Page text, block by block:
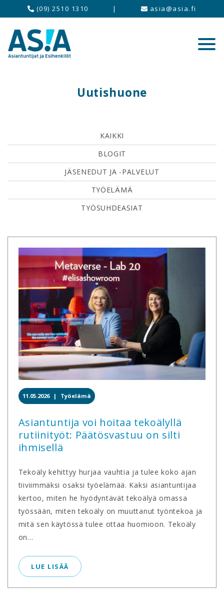
(09) 2510 1310 | asia@asia.fi
Uutishuone
KAIKKI
BLOGIT
JÄSENEDUT JA -PALVELUT
TYÖELÄMÄ
TYÖSUHDEASIAT
11.05.2026 | Työelämä
Asiantuntija voi hoitaa tekoälyllä
rutiinityöt: Päätösvastuu on silti
ihmisellä
Tekoäly kehittyy hurjaa vauhtia ja tulee koko ajan
tiiviimmäksi osaksi työelämää. Kaksi asiantuntijaa
kertoo, miten he hyödyntävät tekoälyä omassa
työssään, miten tekoäly on muuttanut työntekoa ja
mitä sen käytössä tulee ottaa huomioon. Tekoäly
on...
LUE LISÄÄ